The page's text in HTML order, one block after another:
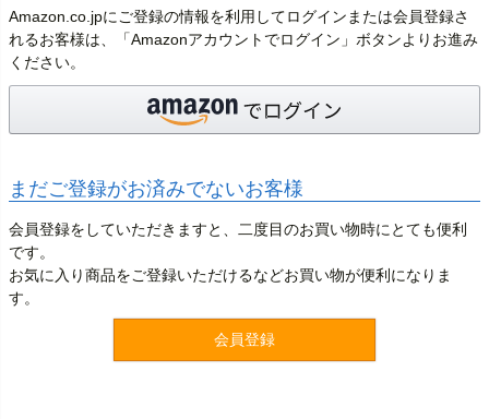
Amazon.co.jpにご登録の情報を利用してログインまたは会員登録さ
れるお客様は、「Amazonアカウントでログイン」ボタンよりお進み
ください。
まだご登録がお済みでないお客様
会員登録をしていただきますと、二度目のお買い物時にとても便利
です。
お気に入り商品をご登録いただけるなどお買い物が便利になりま
す。
会員登録